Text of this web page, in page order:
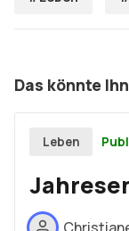
Das könnte
Leben